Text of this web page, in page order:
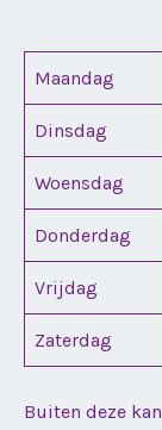
Maandag
Dinsdag
Woensdag
Donderdag
Vrijdag
Zaterdag
Buiten deze